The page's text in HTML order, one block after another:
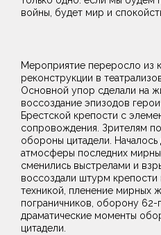
войны, будет мир и
Мероприятие переросло из
реконструкции в
Основной упор сделали на
воссоздание эпизодов
Брестской крепости с
сопровождения. Зрителям
обороны цитадели.
атмосферы последних
сменились выстрелами и
воссоздали штурм крепости
техникой, пленение мирных
пограничников, оборону 62-
драматические моменты
цитадели.